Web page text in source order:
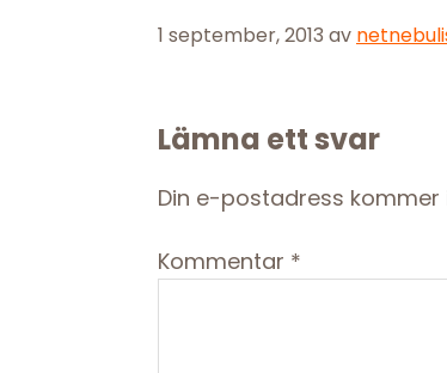
1 september, 2013 av
Reader
Interactions
Lämna ett svar
Din e-postadress kommer
Kommentar *